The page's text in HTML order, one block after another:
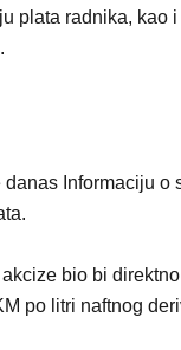
plata radnika, kao
Informaciju
bio bi
po litri naftnog